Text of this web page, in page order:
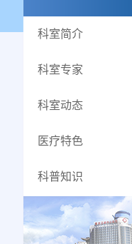
科室简介
科室专家
科室动态
医疗特色
科普知识